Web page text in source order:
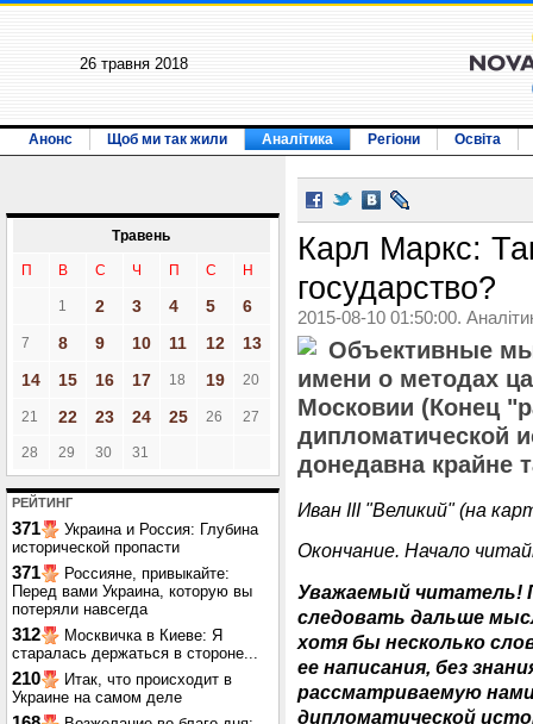
26 травня 2018
Анонс Щоб ми так жили Аналітика Регіони Освіта
Травень
П В С Ч П С Н
1 2 3 4 5 6
7 8 9 10 11 12
13
14
15 16 17 18 19 20
21 22 23 24 25 26 27
28 29 30 31
РЕЙТИНГ
371
Украина и Россия: Глубина
исторической пропасти
371
Россияне, привыкайте:
Перед вами Украина, которую вы
потеряли навсегда
312
Москвичка в Киеве: Я
старалась держаться в стороне...
210
Итак, что происходит в
Украине на самом деле
Карл Маркс:
государство?
2015-08-10 01:50:00.
Объективные
имени о методах
Московии (Конец
дипломатической
донедавна крайне
Иван III "Великий" (на
Окончание. Начало
Уважаемый читатель!
следовать дальше
хотя бы несколько
ее написания, без
рассматриваемую
дипломатической